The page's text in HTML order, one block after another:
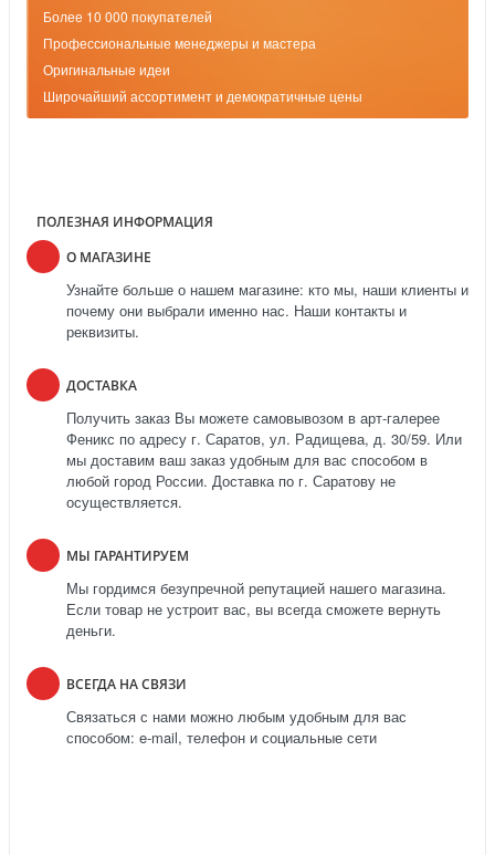
Более 10 000 покупателей
Профессиональные менеджеры и мастера
Оригинальные идеи
Широчайший ассортимент и демократичные цены
ПОЛЕЗНАЯ ИНФОРМАЦИЯ
О МАГАЗИНЕ
Узнайте больше о нашем магазине: кто мы, наши клиенты и
почему они выбрали именно нас. Наши контакты и
реквизиты.
ДОСТАВКА
Получить заказ Вы можете самовывозом в арт-галерее
Феникс по адресу г. Саратов, ул. Радищева, д. 30/59. Или
мы доставим ваш заказ удобным для вас способом в
любой город России. Доставка по г. Саратову не
осуществляется.
МЫ ГАРАНТИРУЕМ
Мы гордимся безупречной репутацией нашего магазина.
Если товар не устроит вас, вы всегда сможете вернуть
деньги.
ВСЕГДА НА СВЯЗИ
Связаться с нами можно любым удобным для вас
способом: e-mail, телефон и социальные сети